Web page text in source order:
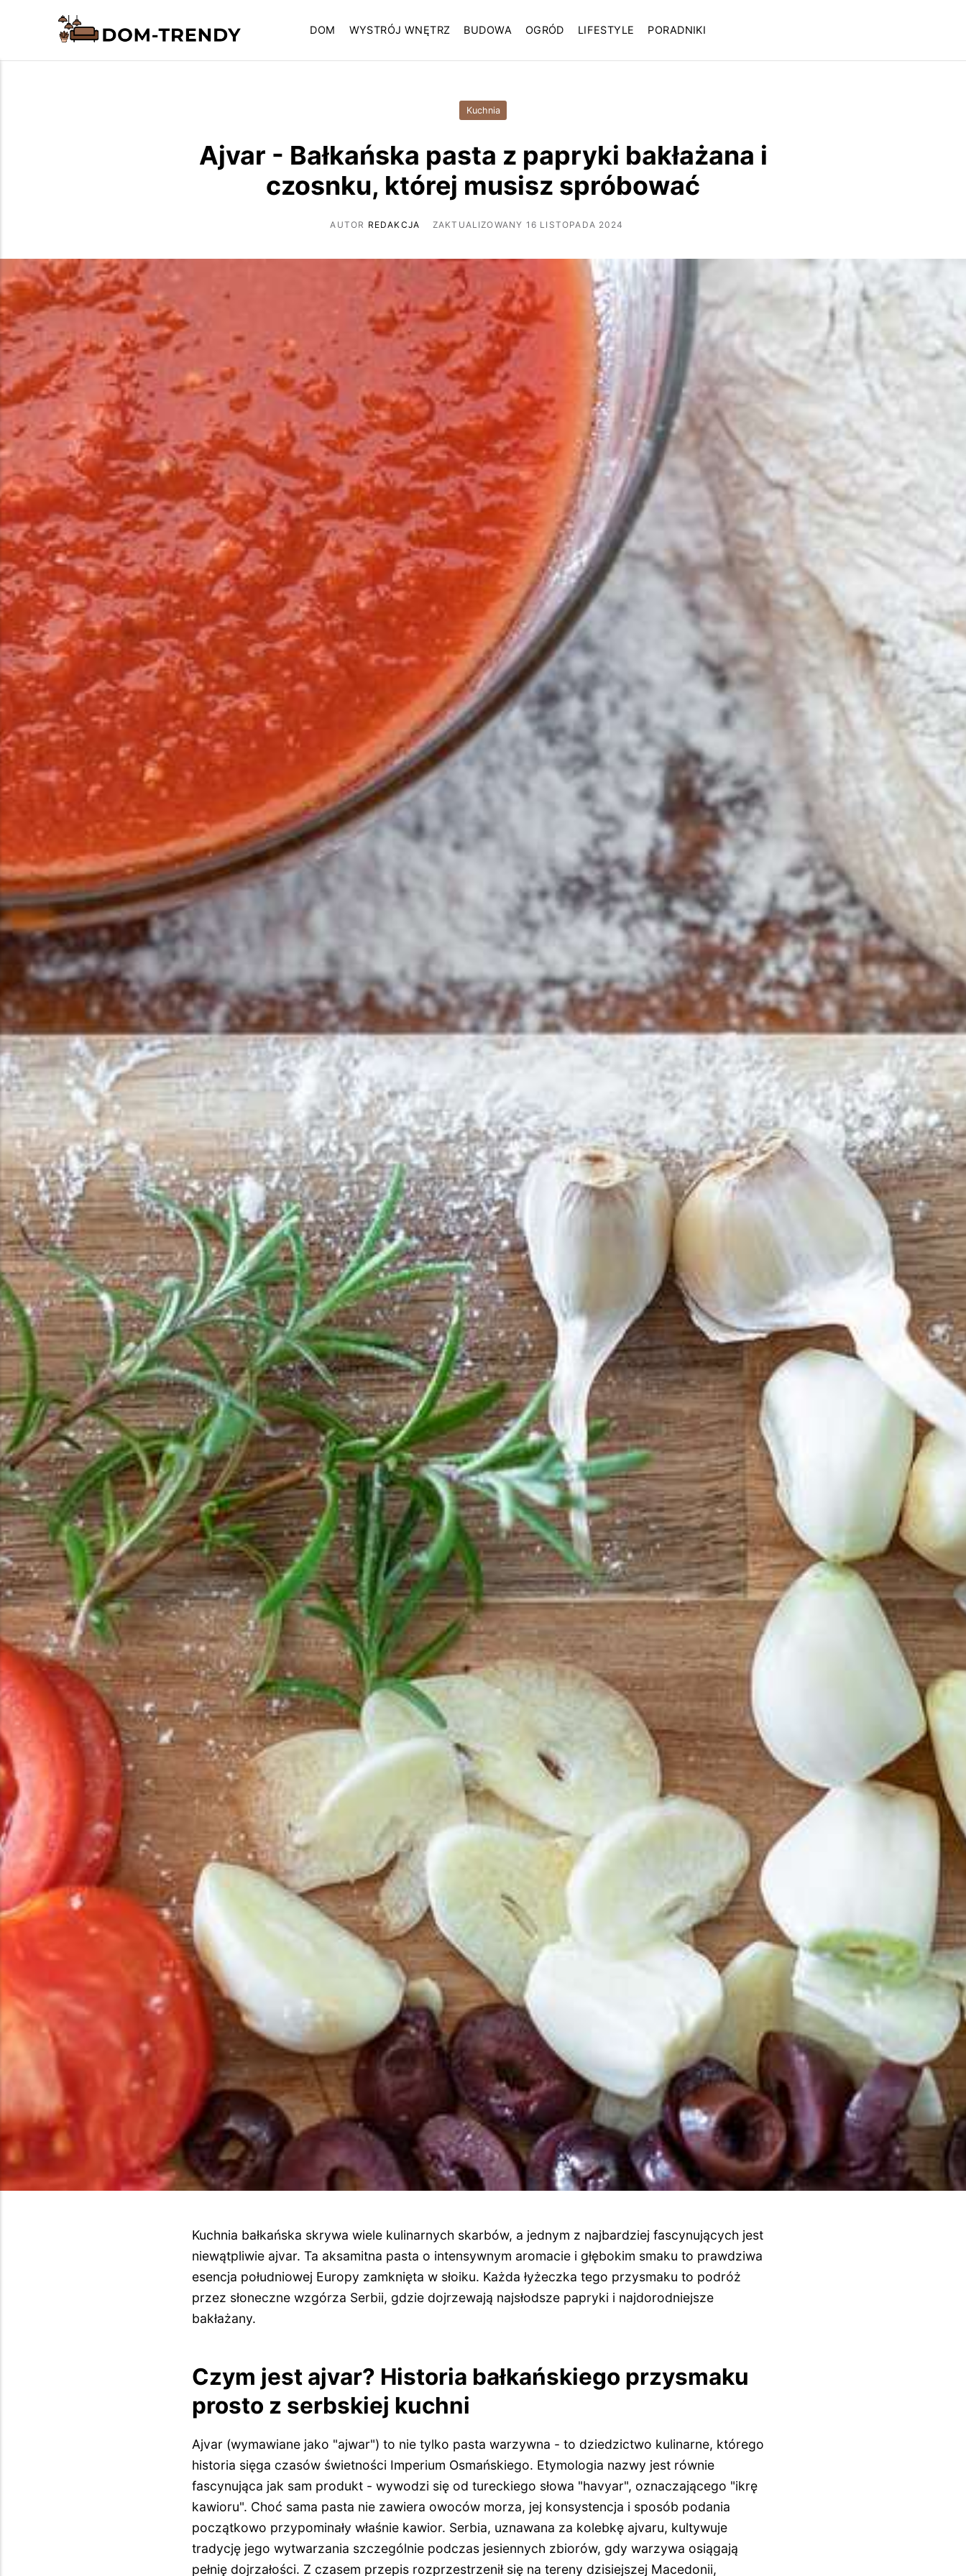
DOM WYSTRÓJ WNĘTRZ BUDOWA OGRÓD LIFESTYLE PORADNIKI
Kuchnia
Ajvar - Bałkańska pasta z papryki bakłażana i
czosnku, której musisz spróbować
AUTOR REDAKCJA ZAKTUALIZOWANY 16 LISTOPADA 2024
Kuchnia bałkańska skrywa wiele kulinarnych skarbów, a jednym z najbardziej fascynujących jest
niewątpliwie ajvar. Ta aksamitna pasta o intensywnym aromacie i głębokim smaku to prawdziwa
esencja południowej Europy zamknięta w słoiku. Każda łyżeczka tego przysmaku to podróż
przez słoneczne wzgórza Serbii, gdzie dojrzewają najsłodsze papryki i najdorodniejsze
bakłażany.
Czym jest ajvar? Historia bałkańskiego przysmaku
prosto z serbskiej kuchni
Ajvar (wymawiane jako "ajwar") to nie tylko pasta warzywna - to dziedzictwo kulinarne, którego
historia sięga czasów świetności Imperium Osmańskiego. Etymologia nazwy jest równie
fascynująca jak sam produkt - wywodzi się od tureckiego słowa "havyar", oznaczającego "ikrę
kawioru". Choć sama pasta nie zawiera owoców morza, jej konsystencja i sposób podania
początkowo przypominały właśnie kawior. Serbia, uznawana za kolebkę ajvaru, kultywuje
tradycję jego wytwarzania szczególnie podczas jesiennych zbiorów, gdy warzywa osiągają
pełnię dojrzałości. Z czasem przepis rozprzestrzenił się na tereny dzisiejszej Macedonii,